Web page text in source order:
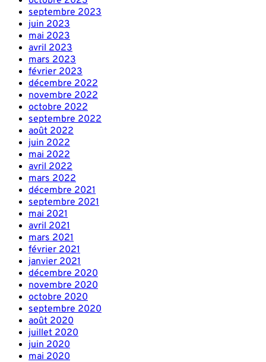
septembre 2023
juin 2023
mai 2023
avril 2023
mars 2023
février 2023
décembre 2022
novembre 2022
octobre 2022
septembre 2022
août 2022
juin 2022
mai 2022
avril 2022
mars 2022
décembre 2021
septembre 2021
mai 2021
avril 2021
mars 2021
février 2021
janvier 2021
décembre 2020
novembre 2020
octobre 2020
septembre 2020
août 2020
juillet 2020
juin 2020
mai 2020